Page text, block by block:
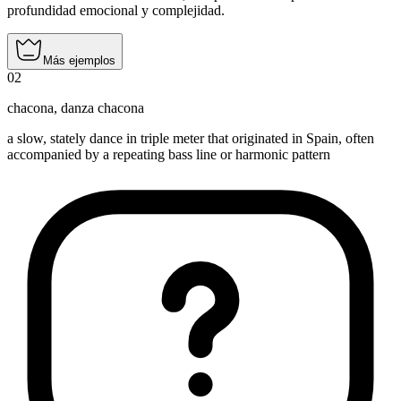
profundidad emocional y complejidad.
Más ejemplos
02
chacona, danza chacona
a slow, stately dance in triple meter that originated in Spain, often
accompanied by a repeating bass line or harmonic pattern